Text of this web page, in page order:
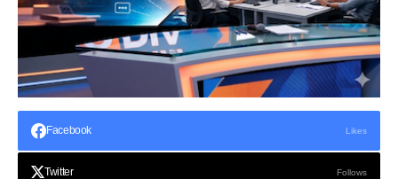
Facebook Likes
Twitter Follows